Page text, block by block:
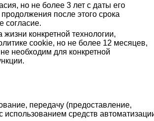
но не более 3 лет с даты его
после этого срока
согласие.
жизни конкретной технологии,
cookie, но не более 12 месяцев,
необходим для конкретной
передачу (предоставление,
средств